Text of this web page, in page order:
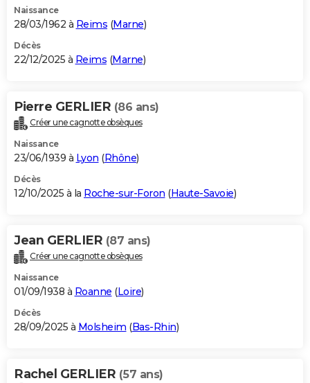
Dictionnaire
Biographies
Citations
Expressions
Proverbes
PROGRAMME TV
S'inscrire
Se connecter
Lycées
Collèges
Primaires
Universités
Entreprises
Service militaire
Avis de recherche
AVIS DE DÉCÈS
Bricolage
Lifestyle
Culture
Sport
Auto
Television
Voyage
Cinema
Naissance
28/03/1962 à Reims (Marne)
Décès
22/12/2025 à Reims (Marne)
Pierre GERLIER (86 ans)
Créer une cagnotte obsèques
Naissance
23/06/1939 à Lyon (Rhône)
Décès
12/10/2025 à la Roche-sur-Foron (Haute-Savoie)
Jean GERLIER (87 ans)
Créer une cagnotte obsèques
Naissance
01/09/1938 à Roanne (Loire)
Décès
28/09/2025 à Molsheim (Bas-Rhin)
Rachel GERLIER (57 ans)